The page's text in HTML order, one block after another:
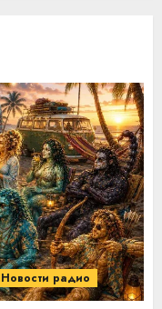
Новости радио